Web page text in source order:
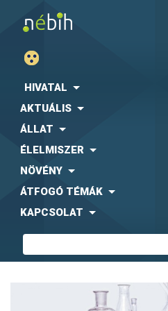
HIVATAL
AKTUÁLIS
ÁLLAT
ÉLELMISZER
NÖVÉNY
ÁTFOGÓ TÉMÁK
KAPCSOLAT